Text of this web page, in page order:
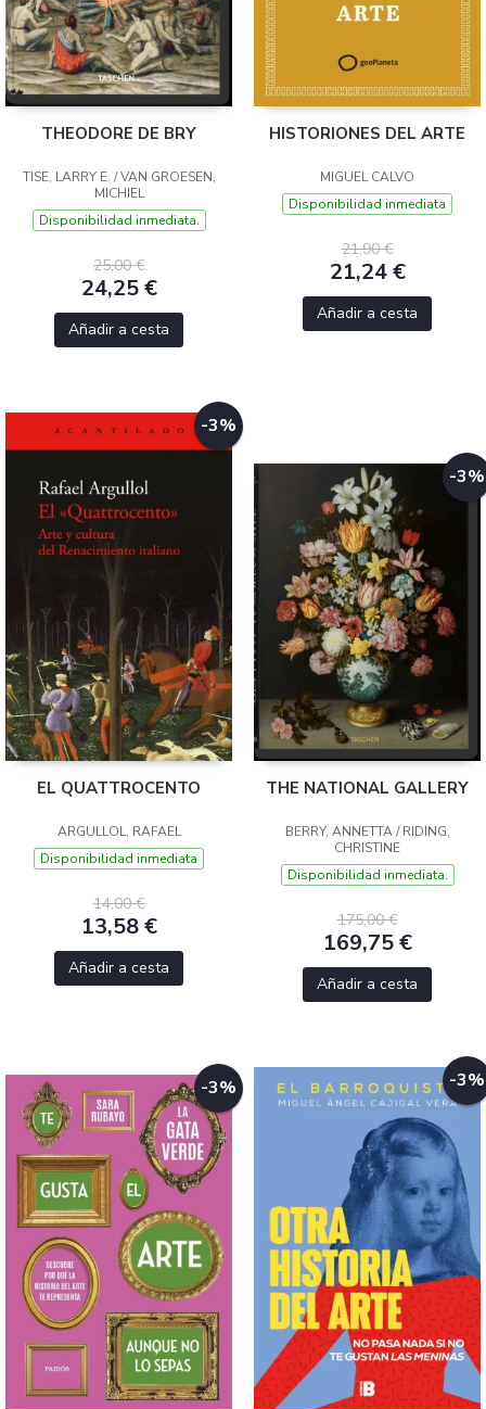
THEODORE DE BRY
TISE, LARRY E. / VAN GROESEN,
MICHIEL
Disponibilidad inmediata.
25,00 €
24,25 €
Añadir a cesta
HISTORIONES DEL ARTE
MIGUEL CALVO
Disponibilidad inmediata
21,90 €
21,24 €
Añadir a cesta
-3%
EL QUATTROCENTO
ARGULLOL, RAFAEL
Disponibilidad inmediata
14,00 €
13,58 €
Añadir a cesta
-3%
THE NATIONAL GALLERY
BERRY, ANNETTA / RIDING,
CHRISTINE
Disponibilidad inmediata.
175,00 €
169,75 €
Añadir a cesta
-3% -3%